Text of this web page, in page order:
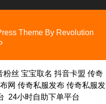
Theme By Revolution
粉丝 宝宝取名 抖音卡盟 传奇
网 传奇私服发布 传奇私服发
24小时自助下单平台